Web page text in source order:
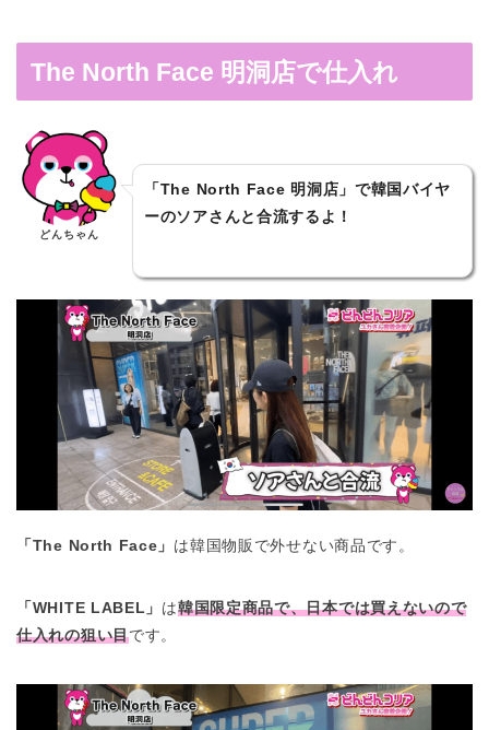
The North Face 明洞店で仕入れ
どんちゃん
「The North Face 明洞店」で韓国バイヤ
ーのソアさんと合流するよ！
「The North Face」 は韓国物販で外せない商品です。
「WHITE LABEL」 は韓国限定商品で、日本では買えないので
仕入れの狙い目です。